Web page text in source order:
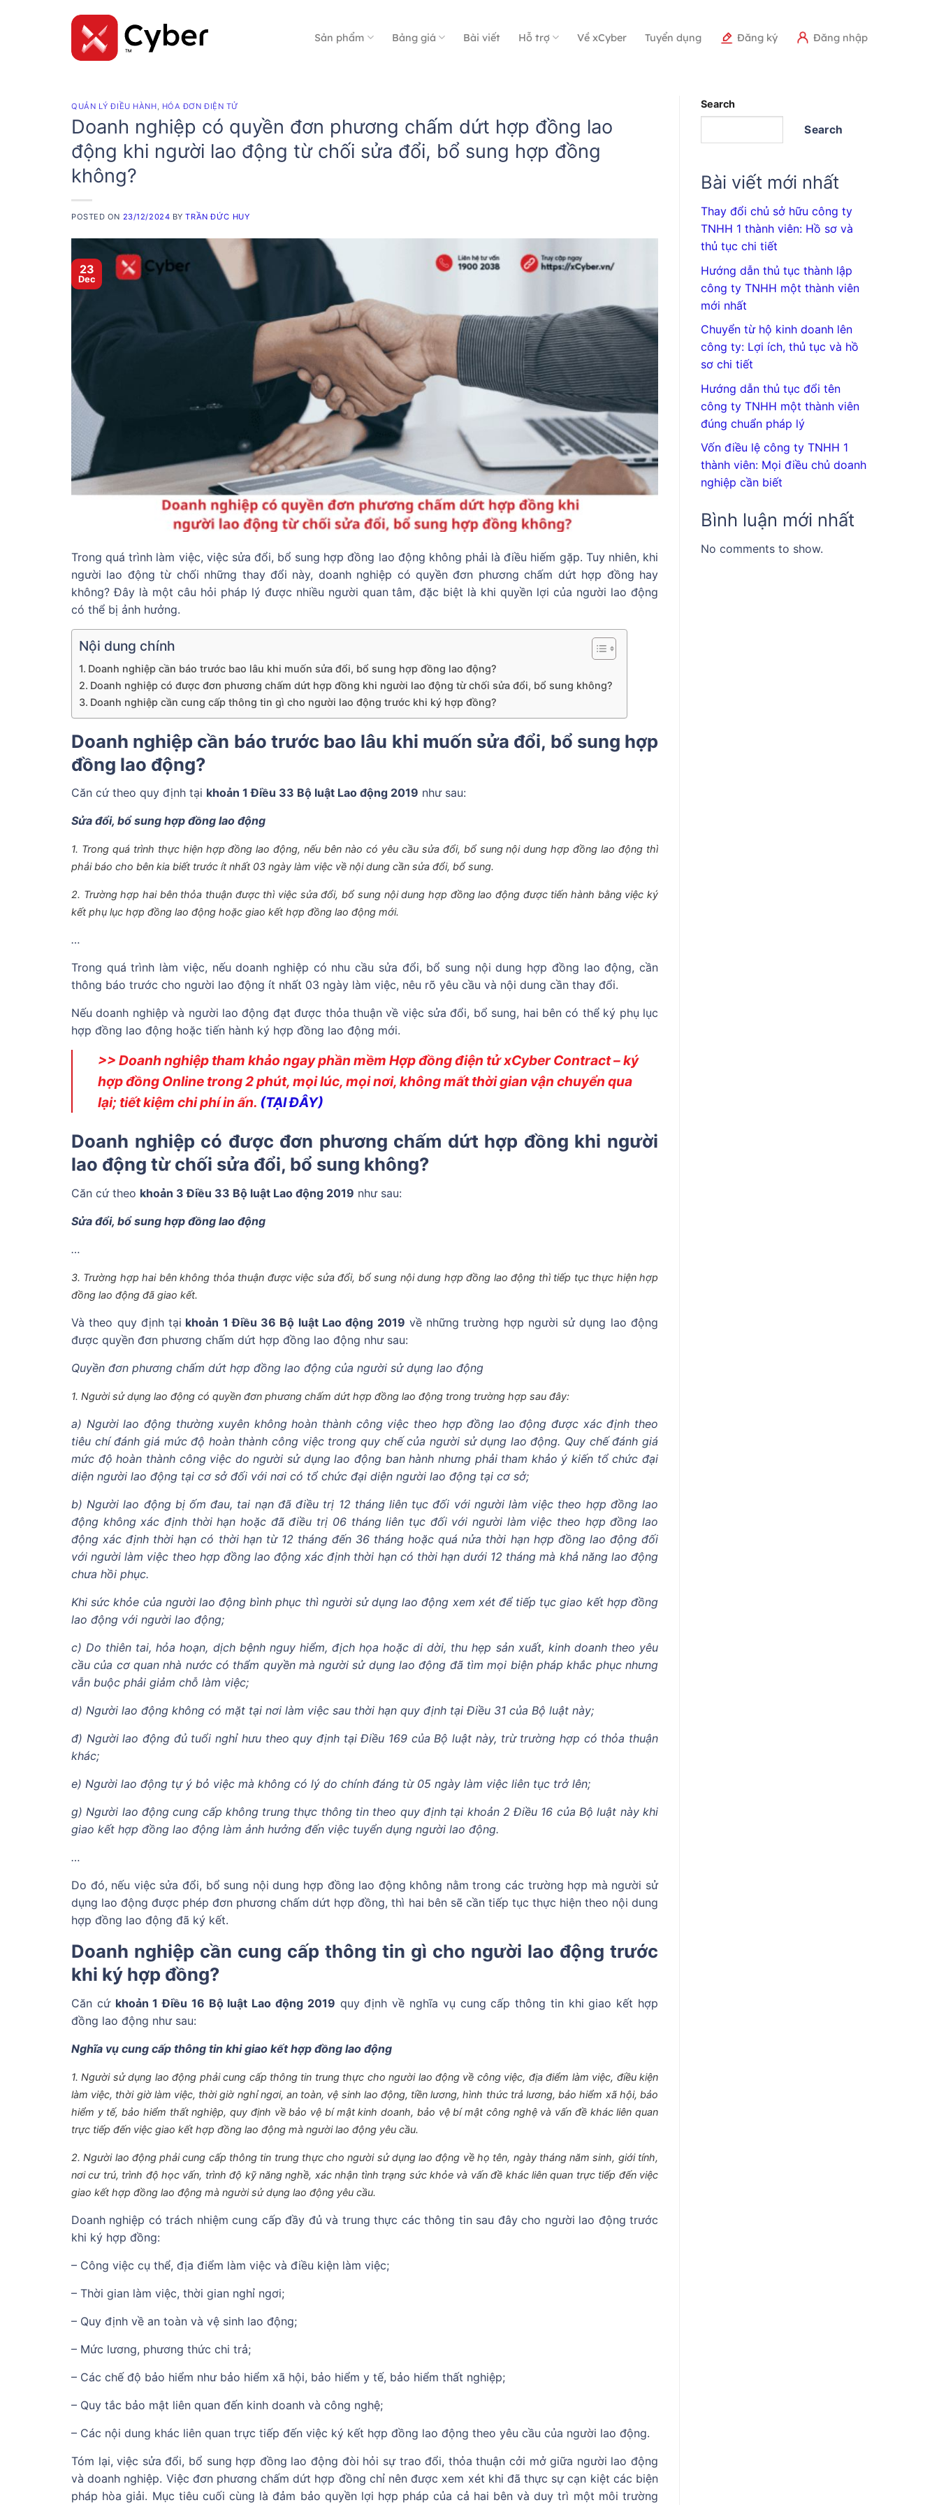
Sản phẩm Bảng giá Bài viết Hỗ trợ Về xCyber Tuyển dụng Đăng ký Đăng nhập
QUẢN LÝ ĐIỀU HÀNH, HÓA ĐƠN ĐIỆN TỬ
Doanh nghiệp có quyền đơn phương chấm dứt hợp đồng lao
động khi người lao động từ chối sửa đổi, bổ sung hợp đồng
không?
POSTED ON 23/12/2024 BYTRẦN ĐỨC HUY
23
Dec
Trong quá trình làm việc, việc sửa đổi, bổ sung hợp đồng lao động không phải là điều hiếm gặp. Tuy nhiên, khi
người lao động từ chối những thay đổi này, doanh nghiệp có quyền đơn phương chấm dứt hợp đồng hay
không? Đây là một câu hỏi pháp lý được nhiều người quan tâm, đặc biệt là khi quyền lợi của người lao động
có thể bị ảnh hưởng.
Nội dung chính
Doanh nghiệp cần báo trước bao lâu khi muốn sửa đổi, bổ sung hợp đồng lao động?
Doanh nghiệp có được đơn phương chấm dứt hợp đồng khi người lao động từ chối sửa đổi, bổ sung không?
Doanh nghiệp cần cung cấp thông tin gì cho người lao động trước khi ký hợp đồng?
Doanh nghiệp cần báo trước bao lâu khi muốn sửa đổi, bổ sung hợp
đồng lao động?
Căn cứ theo quy định tại khoản 1 Điều 33 Bộ luật Lao động 2019 như sau:
Sửa đổi, bổ sung hợp đồng lao động
1. Trong quá trình thực hiện hợp đồng lao động, nếu bên nào có yêu cầu sửa đổi, bổ sung nội dung hợp đồng lao động thì
phải báo cho bên kia biết trước ít nhất 03 ngày làm việc về nội dung cần sửa đổi, bổ sung.
2. Trường hợp hai bên thỏa thuận được thì việc sửa đổi, bổ sung nội dung hợp đồng lao động được tiến hành bằng việc ký
kết phụ lục hợp đồng lao động hoặc giao kết hợp đồng lao động mới.
…
Trong quá trình làm việc, nếu doanh nghiệp có nhu cầu sửa đổi, bổ sung nội dung hợp đồng lao động, cần
thông báo trước cho người lao động ít nhất 03 ngày làm việc, nêu rõ yêu cầu và nội dung cần thay đổi.
Nếu doanh nghiệp và người lao động đạt được thỏa thuận về việc sửa đổi, bổ sung, hai bên có thể ký phụ lục
hợp đồng lao động hoặc tiến hành ký hợp đồng lao động mới.
>> Doanh nghiệp tham khảo ngay phần mềm Hợp đồng điện tử xCyber Contract – ký
hợp đồng Online trong 2 phút, mọi lúc, mọi nơi, không mất thời gian vận chuyển qua
lại; tiết kiệm chi phí in ấn. (TẠI ĐÂY)
Doanh nghiệp có được đơn phương chấm dứt hợp đồng khi người
lao động từ chối sửa đổi, bổ sung không?
Căn cứ theo khoản 3 Điều 33 Bộ luật Lao động 2019 như sau:
Sửa đổi, bổ sung hợp đồng lao động
…
3. Trường hợp hai bên không thỏa thuận được việc sửa đổi, bổ sung nội dung hợp đồng lao động thì tiếp tục thực hiện hợp
đồng lao động đã giao kết.
Và theo quy định tại khoản 1 Điều 36 Bộ luật Lao động 2019 về những trường hợp người sử dụng lao động
được quyền đơn phương chấm dứt hợp đồng lao động như sau:
Quyền đơn phương chấm dứt hợp đồng lao động của người sử dụng lao động
1. Người sử dụng lao động có quyền đơn phương chấm dứt hợp đồng lao động trong trường hợp sau đây:
a) Người lao động thường xuyên không hoàn thành công việc theo hợp đồng lao động được xác định theo
tiêu chí đánh giá mức độ hoàn thành công việc trong quy chế của người sử dụng lao động. Quy chế đánh giá
mức độ hoàn thành công việc do người sử dụng lao động ban hành nhưng phải tham khảo ý kiến tổ chức đại
diện người lao động tại cơ sở đối với nơi có tổ chức đại diện người lao động tại cơ sở;
b) Người lao động bị ốm đau, tai nạn đã điều trị 12 tháng liên tục đối với người làm việc theo hợp đồng lao
động không xác định thời hạn hoặc đã điều trị 06 tháng liên tục đối với người làm việc theo hợp đồng lao
động xác định thời hạn có thời hạn từ 12 tháng đến 36 tháng hoặc quá nửa thời hạn hợp đồng lao động đối
với người làm việc theo hợp đồng lao động xác định thời hạn có thời hạn dưới 12 tháng mà khả năng lao động
chưa hồi phục.
Khi sức khỏe của người lao động bình phục thì người sử dụng lao động xem xét để tiếp tục giao kết hợp đồng
lao động với người lao động;
c) Do thiên tai, hỏa hoạn, dịch bệnh nguy hiểm, địch họa hoặc di dời, thu hẹp sản xuất, kinh doanh theo yêu
cầu của cơ quan nhà nước có thẩm quyền mà người sử dụng lao động đã tìm mọi biện pháp khắc phục nhưng
vẫn buộc phải giảm chỗ làm việc;
d) Người lao động không có mặt tại nơi làm việc sau thời hạn quy định tại Điều 31 của Bộ luật này;
đ) Người lao động đủ tuổi nghỉ hưu theo quy định tại Điều 169 của Bộ luật này, trừ trường hợp có thỏa thuận
khác;
e) Người lao động tự ý bỏ việc mà không có lý do chính đáng từ 05 ngày làm việc liên tục trở lên;
g) Người lao động cung cấp không trung thực thông tin theo quy định tại khoản 2 Điều 16 của Bộ luật này khi
giao kết hợp đồng lao động làm ảnh hưởng đến việc tuyển dụng người lao động.
…
Do đó, nếu việc sửa đổi, bổ sung nội dung hợp đồng lao động không nằm trong các trường hợp mà người sử
dụng lao động được phép đơn phương chấm dứt hợp đồng, thì hai bên sẽ cần tiếp tục thực hiện theo nội dung
hợp đồng lao động đã ký kết.
Doanh nghiệp cần cung cấp thông tin gì cho người lao động trước
khi ký hợp đồng?
Căn cứ khoản 1 Điều 16 Bộ luật Lao động 2019 quy định về nghĩa vụ cung cấp thông tin khi giao kết hợp
đồng lao động như sau:
Nghĩa vụ cung cấp thông tin khi giao kết hợp đồng lao động
1. Người sử dụng lao động phải cung cấp thông tin trung thực cho người lao động về công việc, địa điểm làm việc, điều kiện
làm việc, thời giờ làm việc, thời giờ nghỉ ngơi, an toàn, vệ sinh lao động, tiền lương, hình thức trả lương, bảo hiểm xã hội, bảo
hiểm y tế, bảo hiểm thất nghiệp, quy định về bảo vệ bí mật kinh doanh, bảo vệ bí mật công nghệ và vấn đề khác liên quan
trực tiếp đến việc giao kết hợp đồng lao động mà người lao động yêu cầu.
2. Người lao động phải cung cấp thông tin trung thực cho người sử dụng lao động về họ tên, ngày tháng năm sinh, giới tính,
nơi cư trú, trình độ học vấn, trình độ kỹ năng nghề, xác nhận tình trạng sức khỏe và vấn đề khác liên quan trực tiếp đến việc
giao kết hợp đồng lao động mà người sử dụng lao động yêu cầu.
Doanh nghiệp có trách nhiệm cung cấp đầy đủ và trung thực các thông tin sau đây cho người lao động trước
khi ký hợp đồng:
– Công việc cụ thể, địa điểm làm việc và điều kiện làm việc;
– Thời gian làm việc, thời gian nghỉ ngơi;
– Quy định về an toàn và vệ sinh lao động;
– Mức lương, phương thức chi trả;
– Các chế độ bảo hiểm như bảo hiểm xã hội, bảo hiểm y tế, bảo hiểm thất nghiệp;
– Quy tắc bảo mật liên quan đến kinh doanh và công nghệ;
– Các nội dung khác liên quan trực tiếp đến việc ký kết hợp đồng lao động theo yêu cầu của người lao động.
Tóm lại, việc sửa đổi, bổ sung hợp đồng lao động đòi hỏi sự trao đổi, thỏa thuận cởi mở giữa người lao động
và doanh nghiệp. Việc đơn phương chấm dứt hợp đồng chỉ nên được xem xét khi đã thực sự cạn kiệt các biện
pháp hòa giải. Mục tiêu cuối cùng là đảm bảo quyền lợi hợp pháp của cả hai bên và duy trì một môi trường
Search
Search
Bài viết mới nhất
Thay đổi chủ sở hữu công ty
TNHH 1 thành viên: Hồ sơ và
thủ tục chi tiết
Hướng dẫn thủ tục thành lập
công ty TNHH một thành viên
mới nhất
Chuyển từ hộ kinh doanh lên
công ty: Lợi ích, thủ tục và hồ
sơ chi tiết
Hướng dẫn thủ tục đổi tên
công ty TNHH một thành viên
đúng chuẩn pháp lý
Vốn điều lệ công ty TNHH 1
thành viên: Mọi điều chủ doanh
nghiệp cần biết
Bình luận mới nhất
No comments to show.